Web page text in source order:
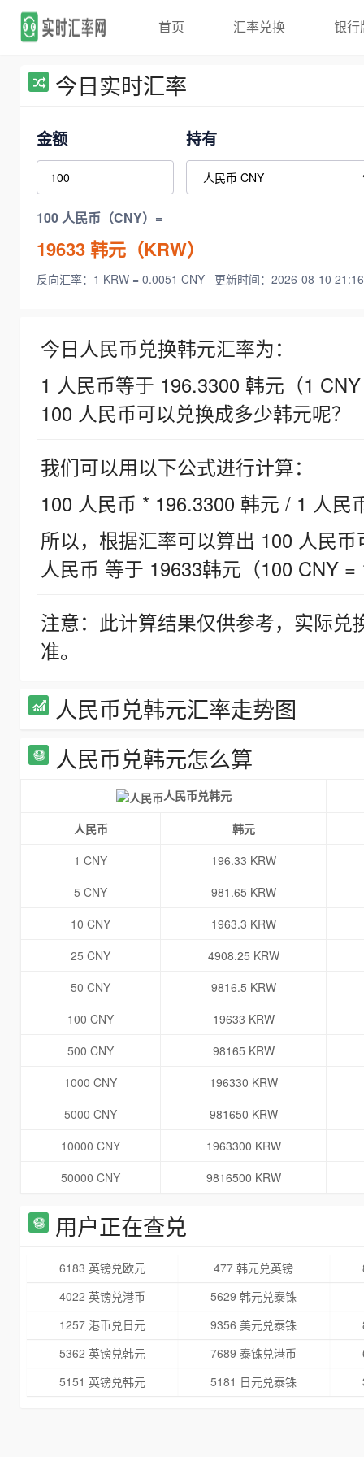
首页 汇率兑换 银行
今日实时汇率
金额 持有
100 人民币（CNY）=
19633韩元（KRW）
反向汇率：1 KRW = 0.0051 CNY 更新时间：2026-08-10
今日人民币兑换韩元汇率为：
1 人民币等于 196.3300 韩元（1
100 人民币可以兑换成多少韩元呢？
我们可以用以下公式进行计算：
100 人民币 * 196.3300 韩元 / 1 人民
所以，根据汇率可以算出 100 人民
人民币 等于 19633韩元（100 CNY =
注意：此计算结果仅供参考，实际
准。
人民币兑韩元汇率走势图
人民币兑韩元怎么算
人民币兑韩元
人民币
韩元
1 CNY
196.33 KRW
5 CNY
981.65 KRW
10 CNY
1963.3 KRW
25 CNY
4908.25 KRW
50 CNY
9816.5 KRW
100 CNY
19633 KRW
500 CNY
98165 KRW
1000 CNY
196330 KRW
5000 CNY
981650 KRW
10000 CNY
1963300 KRW
50000 CNY
9816500 KRW
用户正在查兑
6183 英镑兑欧元 477 韩元兑英镑
4022 英镑兑港币
5629 韩元兑泰铢
1257 港币兑日元
9356 美元兑泰铢
5362 英镑兑韩元
7689 泰铢兑港币
5151 英镑兑韩元
5181 日元兑泰铢